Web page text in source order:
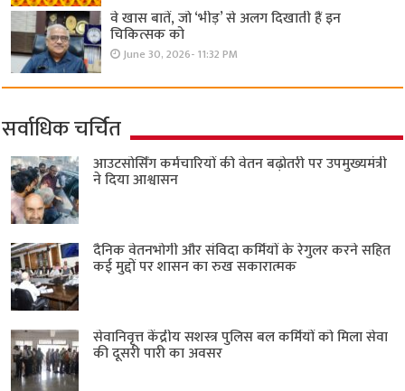
वे खास बातें, जो ‘भीड़’ से अलग दिखाती हैं इन
चिकित्सक को
June 30, 2026- 11:32 PM
सर्वाधिक चर्चित
आउटसोर्सिंग कर्मचारियों की वेतन बढ़ोतरी पर उपमुख्यमंत्री
ने दिया आश्वासन
दैनिक वेतनभोगी और संविदा कर्मियों के रेगुलर करने सहित
कई मुद्दों पर शासन का रुख सकारात्मक
सेवानिवृत्त केंद्रीय सशस्त्र पुलिस बल ​कर्मियों को मिला सेवा
की दूसरी पारी का अवसर